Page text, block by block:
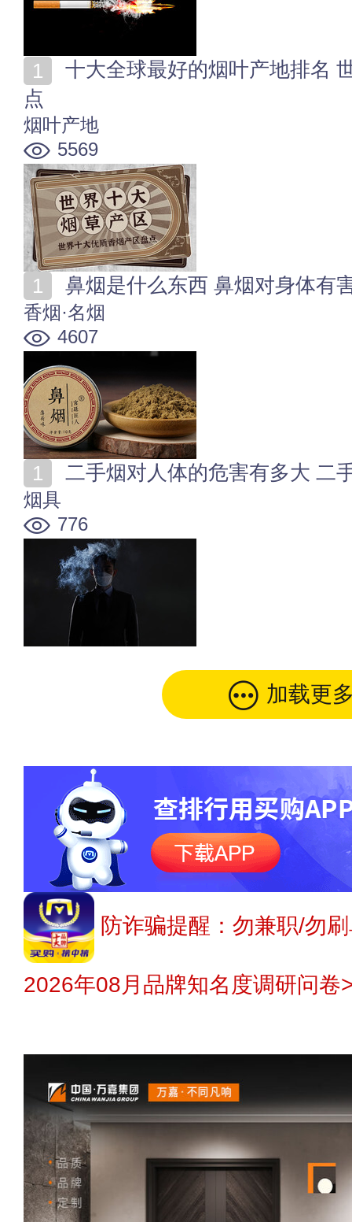
点
烟叶产地
5569
鼻烟是什么东西 鼻烟对身体有
香烟·名烟
4607
二手烟对人体的危害有多大 二
烟具
776
加载更
防诈骗提醒：勿兼职/勿
2026年08月品牌知名度调研问卷